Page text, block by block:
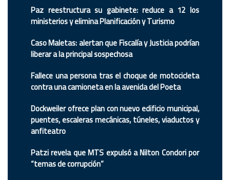
Paz reestructura su gabinete: reduce a 12 los
ministerios y elimina Planificación y Turismo
Caso Maletas: alertan que Fiscalía y Justicia podrían
liberar a la principal sospechosa
Fallece una persona tras el choque de motocicleta
contra una camioneta en la avenida del Poeta
Dockweiler ofrece plan con nuevo edificio municipal,
puentes, escaleras mecánicas, túneles, viaductos y
anfiteatro
Patzi revela que MTS expulsó a Nilton Condori por
“temas de corrupción”